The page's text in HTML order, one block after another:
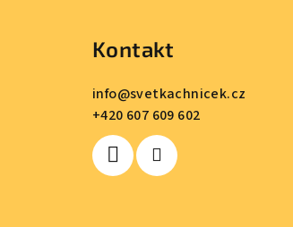
Kontakt
info@svetkachnicek.cz
+420 607 609 602